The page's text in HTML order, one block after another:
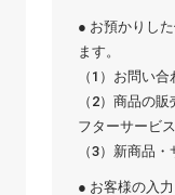
● お預かりし
ます。
（1）お問い
（2）商品の
フターサービ
（3）新商品
● お客様の入力